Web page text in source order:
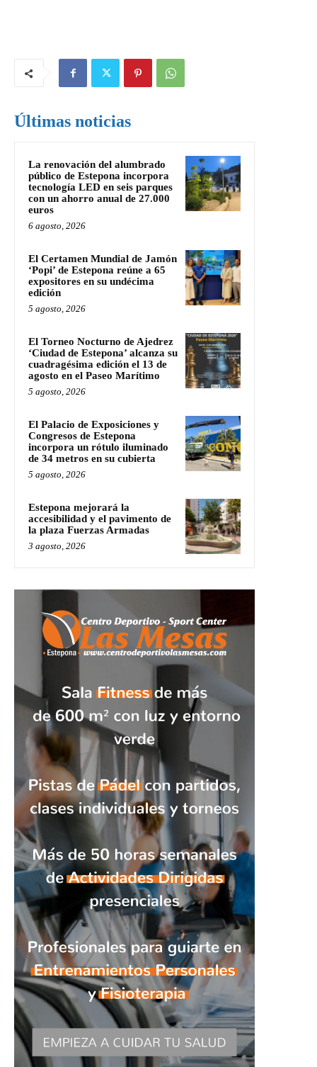
Últimas noticias
La renovación del alumbrado
público de Estepona incorpora
tecnología LED en seis parques
con un ahorro anual de 27.000
euros
6 agosto, 2026
El Certamen Mundial de Jamón
‘Popi’ de Estepona reúne a 65
expositores en su undécima
edición
5 agosto, 2026
El Torneo Nocturno de Ajedrez
‘Ciudad de Estepona’ alcanza su
cuadragésima edición el 13 de
agosto en el Paseo Marítimo
5 agosto, 2026
El Palacio de Exposiciones y
Congresos de Estepona
incorpora un rótulo iluminado
de 34 metros en su cubierta
5 agosto, 2026
Estepona mejorará la
accesibilidad y el pavimento de
la plaza Fuerzas Armadas
3 agosto, 2026